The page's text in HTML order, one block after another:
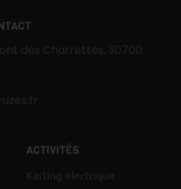
des Charrettes, 30700
ACTIVITÉS
Karting électrique